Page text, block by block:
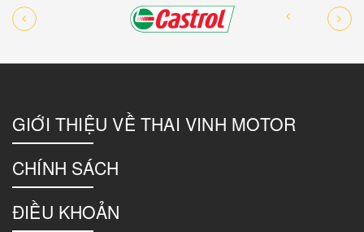
GIỚI THIỆU VỀ THAI VINH MOTOR
CHÍNH SÁCH
ĐIỀU KHOẢN